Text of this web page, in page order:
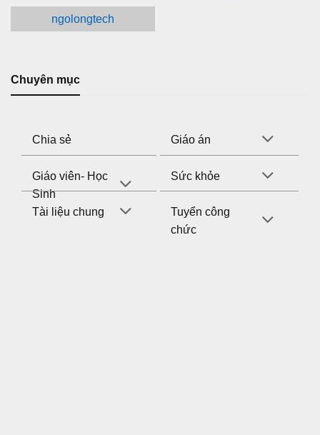
ngolongtech
Chuyên mục
Chia sẻ Giáo án
Giáo viên- Học
Sinh
Sức khỏe
Tài liệu chung
Tuyển công
chức